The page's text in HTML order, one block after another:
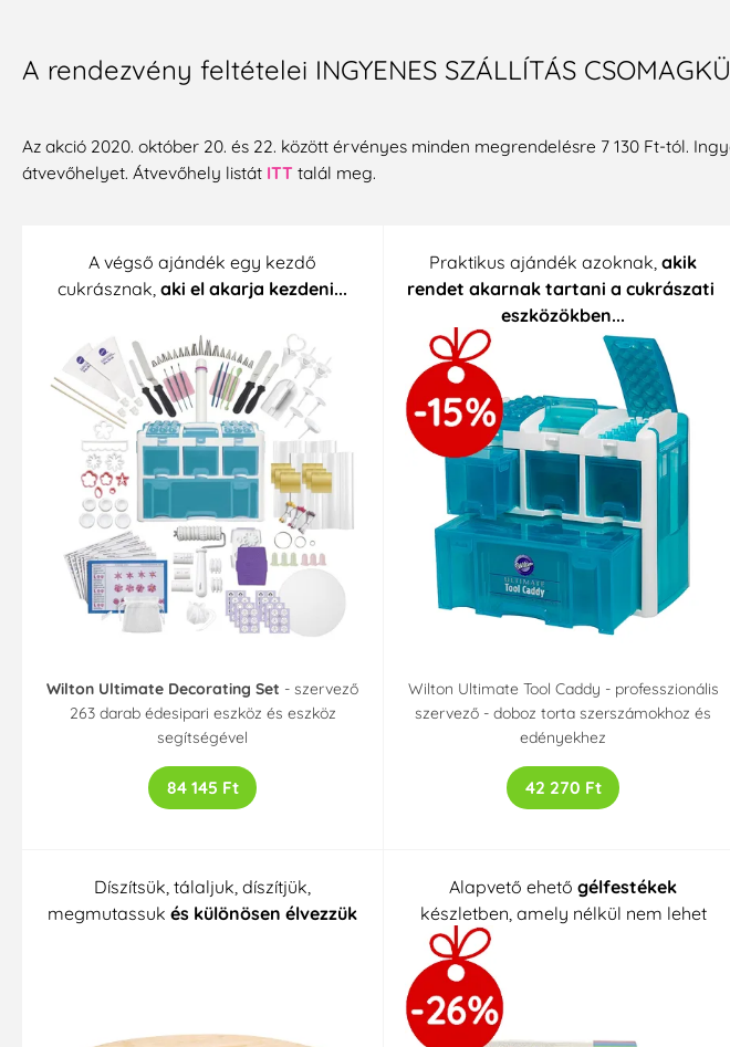
A rendezvény feltételei INGYENES SZÁLLÍTÁS
Az akció 2020. október 20. és 22. között érvényes minden megrendelésre 7 130 Ft-tól.
átvevőhelyet. Átvevőhely listát ITT talál meg.
A végső ajándék egy kezdő
cukrásznak, aki el akarja kezdeni...
Wilton Ultimate Decorating Set - szervező
263 darab édesipari eszköz és eszköz
segítségével
84 145 Ft
Praktikus ajándék azoknak, akik
rendet akarnak tartani a cukrászati ​​
eszközökben...
Wilton Ultimate Tool Caddy - professzionális
szervező - doboz torta szerszámokhoz és
edényekhez
42 270 Ft
Díszítsük, tálaljuk, díszítjük,
megmutassuk és különösen élvezzük
Alapvető ehető gélfestékek
készletben, amely nélkül nem lehet